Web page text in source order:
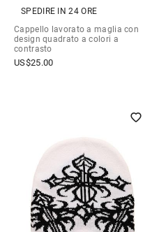
SPEDIRE IN 24 ORE
Cappello lavorato a maglia con
design quadrato a colori a
contrasto
US$25.00